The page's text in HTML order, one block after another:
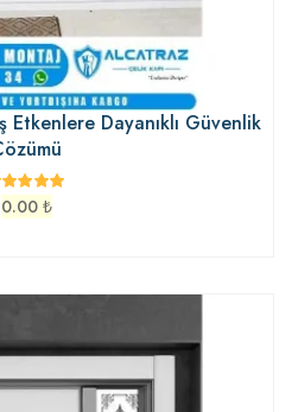
Etkenlere Dayanıklı Güvenlik
0.00 ₺